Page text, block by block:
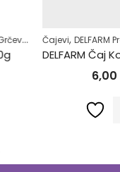
život
Majke i djeca,Zdrav život
,DELFARM Proizvodi,Prehlada i gripa
DELFARM Čaj Korijen bijelog sljeza 50g